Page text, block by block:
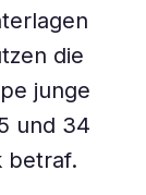
die
junge
und 34
betraf.